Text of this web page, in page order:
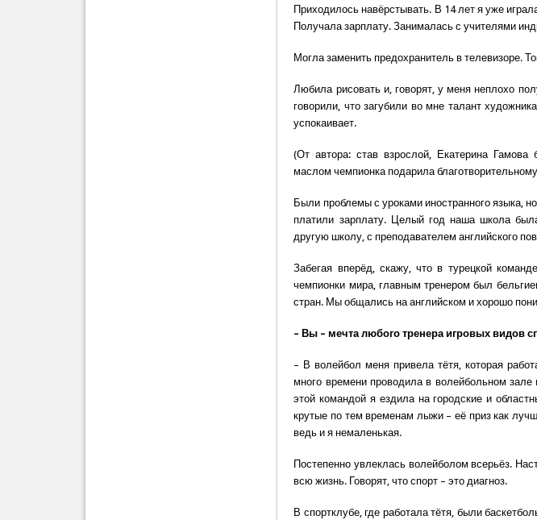
Приходилось навёрстывать. В 14 лет я уже
Получала зарплату. Занималась с учителями
Могла заменить предохранитель в телевизоре.
Любила рисовать и, говорят, у меня неплохо
говорили, что загубили во мне талант
успокаивает.
(От автора: став взрослой, Екатерина
маслом чемпионка подарила
Были проблемы с уроками иностранного языка,
платили зарплату. Целый год наша школа
другую школу, с преподавателем английского
Забегая вперёд, скажу, что в турецкой
чемпионки мира, главным тренером был
стран. Мы общались на английском и хорошо
– Вы – мечта любого тренера игровых видов
– В волейбол меня привела тётя, которая
много времени проводила в волейбольном
этой командой я ездила на городские и
крутые по тем временам лыжи – её приз как
ведь и я немаленькая.
Постепенно увлеклась волейболом всерьёз.
всю жизнь. Говорят, что спорт – это диагноз.
В спортклубе, где работала тётя, были